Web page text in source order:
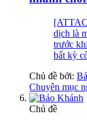
dịch là
trước
bất kỳ
Chủ đề bởi:
Chuyên mục
Chủ đề